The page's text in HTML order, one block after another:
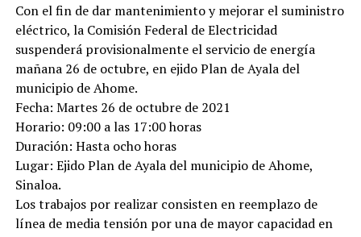
Con el fin de dar mantenimiento y mejorar el suministro
eléctrico, la Comisión Federal de Electricidad
suspenderá provisionalmente el servicio de energía
mañana 26 de octubre, en ejido Plan de Ayala del
municipio de Ahome.
Fecha: Martes 26 de octubre de 2021
Horario: 09:00 a las 17:00 horas
Duración: Hasta ocho horas
Lugar: Ejido Plan de Ayala del municipio de Ahome,
Sinaloa.
Los trabajos por realizar consisten en reemplazo de
línea de media tensión por una de mayor capacidad en